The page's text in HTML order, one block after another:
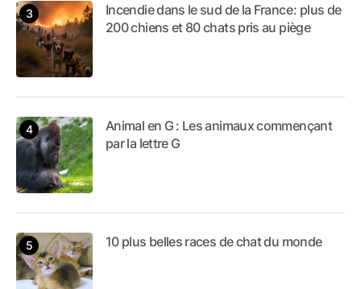
Incendie dans le sud de la France : plus de
200 chiens et 80 chats pris au piège
Animal en G : Les animaux commençant
par la lettre G
10 plus belles races de chat du monde